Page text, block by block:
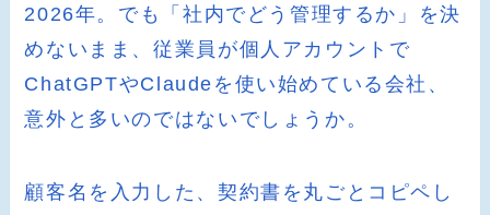
2026年。でも「社内でどう管理するか」を決
めないまま、従業員が個人アカウントで
ChatGPTやClaudeを使い始めている会社、
意外と多いのではないでしょうか。
顧客名を入力した、契約書を丸ごとコピペし